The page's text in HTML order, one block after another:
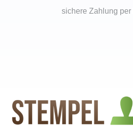
sichere Zahlung per